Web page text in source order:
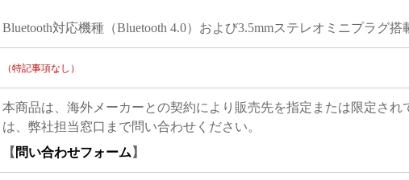
Bluetooth対応機種（Bluetooth 4.0）および3.5mmステレオミニプラグ搭
（特記事項なし）
本商品は、海外メーカーとの契約により販売先を指定または限定さ
は、弊社担当窓口まで問い合わせください。
【 問い合わせフォーム 】